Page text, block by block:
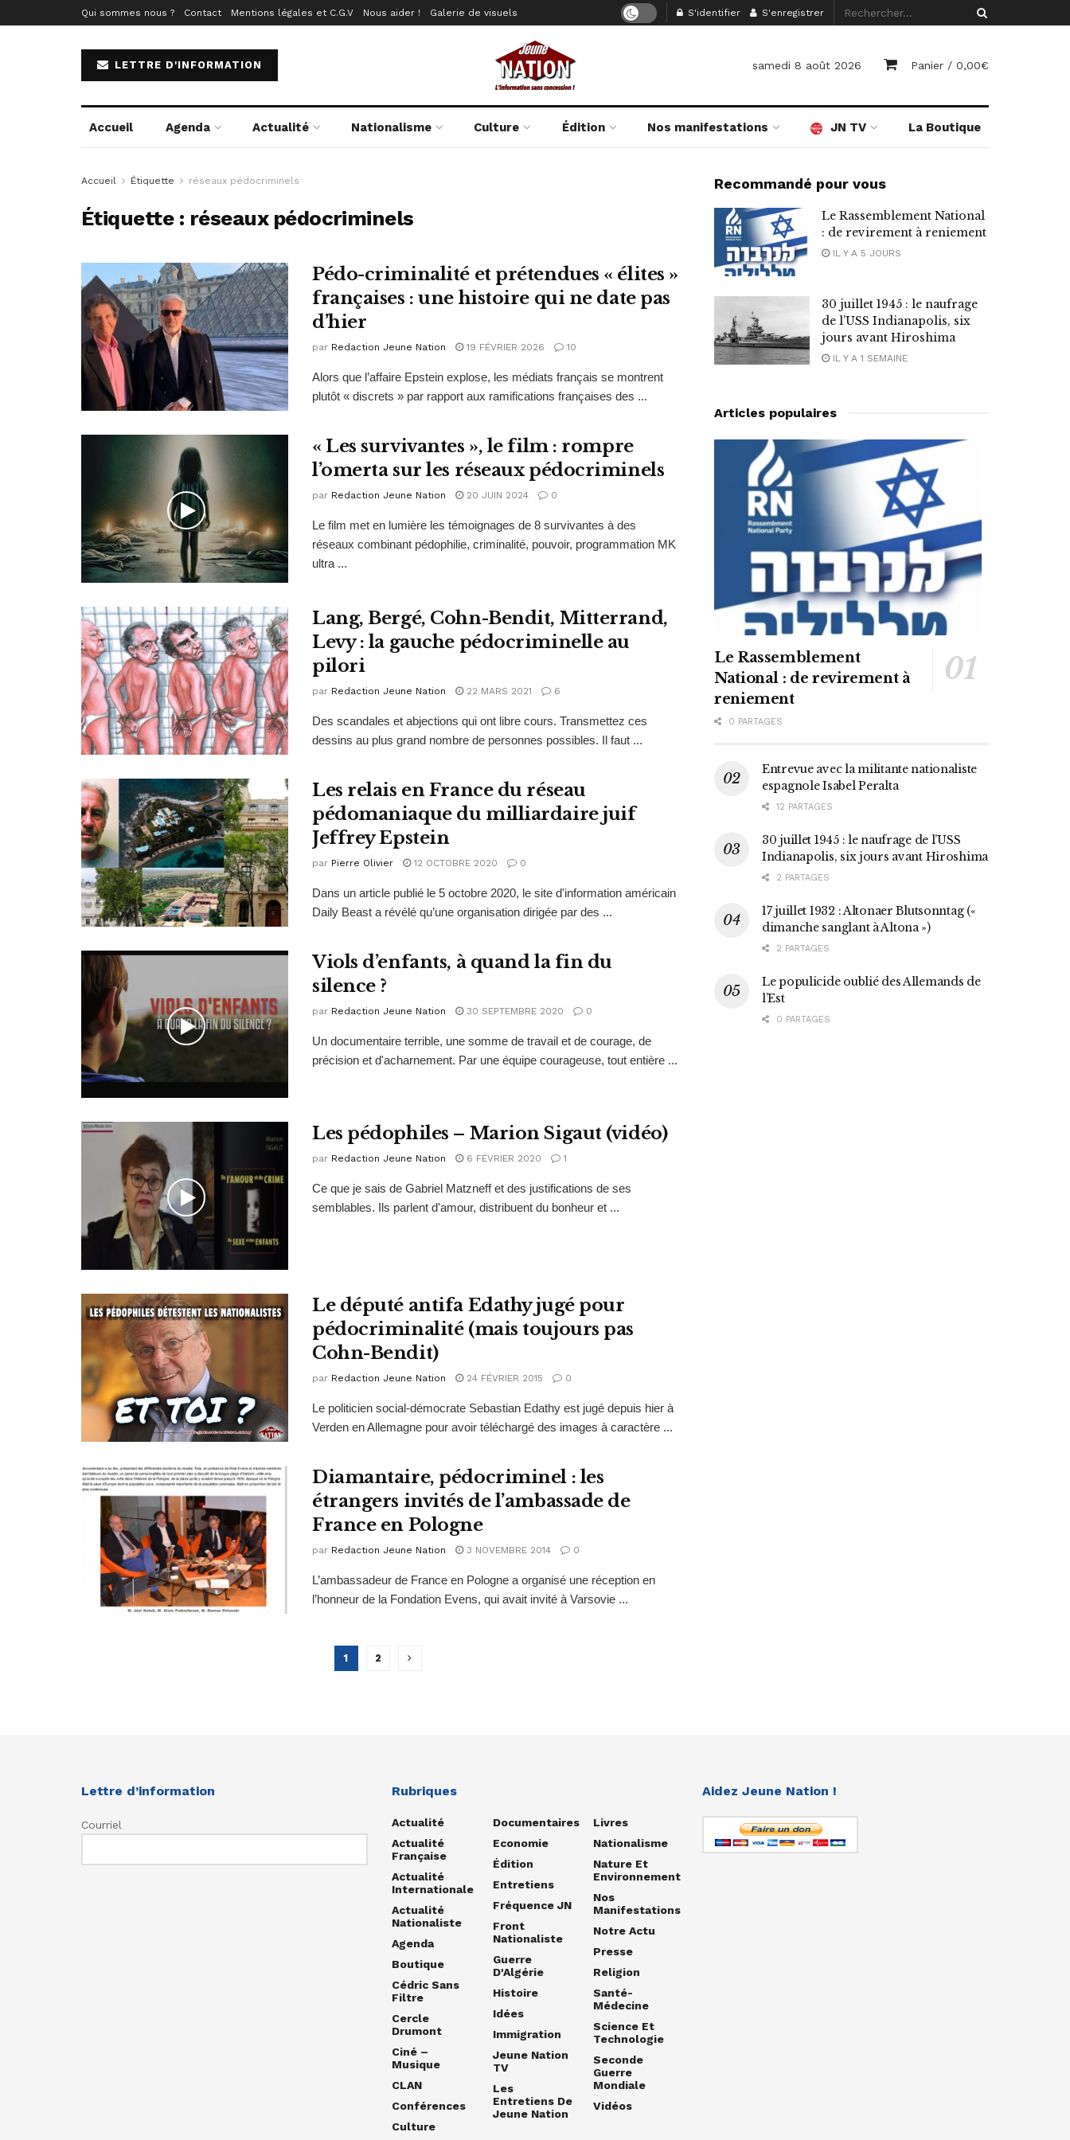
Qui sommes nous ? Contact Mentions légales et C.G.V Nous aider ! Galerie de visuels S'identifier S'enregistrer
LETTRE D'INFORMATION samedi 8 août 2026 Panier / 0,00€
Accueil Agenda Actualité Nationalisme Culture Édition Nos manifestations JN TV La Boutique
Accueil Étiquette réseaux pédocriminels
Étiquette : réseaux pédocriminels
Pédo-criminalité et prétendues « élites »
françaises : une histoire qui ne date pas
d’hier
par Redaction Jeune Nation 19 FÉVRIER 2026 10
Alors que l’affaire Epstein explose, les médiats français se montrent
plutôt « discrets » par rapport aux ramifications françaises des ...
« Les survivantes », le film : rompre
l’omerta sur les réseaux pédocriminels
par Redaction Jeune Nation 20 JUIN 2024 0
Le film met en lumière les témoignages de 8 survivantes à des
réseaux combinant pédophilie, criminalité, pouvoir, programmation MK
ultra ...
Lang, Bergé, Cohn-Bendit, Mitterrand,
Levy : la gauche pédocriminelle au
pilori
par Redaction Jeune Nation 22 MARS 2021 6
Des scandales et abjections qui ont libre cours. Transmettez ces
dessins au plus grand nombre de personnes possibles. Il faut ...
Les relais en France du réseau
pédomaniaque du milliardaire juif
Jeffrey Epstein
par Pierre Olivier 12 OCTOBRE 2020 0
Dans un article publié le 5 octobre 2020, le site d'information américain
Daily Beast a révélé qu’une organisation dirigée par des ...
Viols d’enfants, à quand la fin du
silence ?
par Redaction Jeune Nation 30 SEPTEMBRE 2020 0
Un documentaire terrible, une somme de travail et de courage, de
précision et d'acharnement. Par une équipe courageuse, tout entière ...
Les pédophiles – Marion Sigaut (vidéo)
par Redaction Jeune Nation 6 FÉVRIER 2020 1
Ce que je sais de Gabriel Matzneff et des justifications de ses
semblables. Ils parlent d'amour, distribuent du bonheur et ...
Le député antifa Edathy jugé pour
pédocriminalité (mais toujours pas
Cohn-Bendit)
par Redaction Jeune Nation 24 FÉVRIER 2015 0
Le politicien social-démocrate Sebastian Edathy est jugé depuis hier à
Verden en Allemagne pour avoir téléchargé des images à caractère ...
Diamantaire, pédocriminel : les
étrangers invités de l’ambassade de
France en Pologne
par Redaction Jeune Nation 3 NOVEMBRE 2014 0
L’ambassadeur de France en Pologne a organisé une réception en
l’honneur de la Fondation Evens, qui avait invité à Varsovie ...
1 2
Recommandé pour vous
Le Rassemblement National
: de revirement à reniement
IL Y A 5 JOURS
30 juillet 1945 : le naufrage
de l’USS Indianapolis, six
jours avant Hiroshima
IL Y A 1 SEMAINE
Articles populaires
Le Rassemblement
National : de revirement à
reniement
0 PARTAGES
Entrevue avec la militante nationaliste
espagnole Isabel Peralta
12 PARTAGES
30 juillet 1945 : le naufrage de l’USS
Indianapolis, six jours avant Hiroshima
2 PARTAGES
17 juillet 1932 : Altonaer Blutsonntag («
dimanche sanglant à Altona »)
2 PARTAGES
Le populicide oublié des Allemands de
l’Est
0 PARTAGES
Lettre d’information
Courriel
Rubriques
Actualité
Actualité
Française
Actualité
Internationale
Actualité
Nationaliste
Agenda
Boutique
Cédric Sans
Filtre
Cercle
Drumont
Ciné –
Musique
CLAN
Conférences
Culture
Documentaires
Economie
Édition
Entretiens
Fréquence JN
Front
Nationaliste
Guerre
D'Algérie
Histoire
Idées
Immigration
Jeune Nation
TV
Les
Entretiens De
Jeune Nation
Livres
Nationalisme
Nature Et
Environnement
Nos
Manifestations
Notre Actu
Presse
Religion
Santé-
Médecine
Science Et
Technologie
Seconde
Guerre
Mondiale
Vidéos
Aidez Jeune Nation !